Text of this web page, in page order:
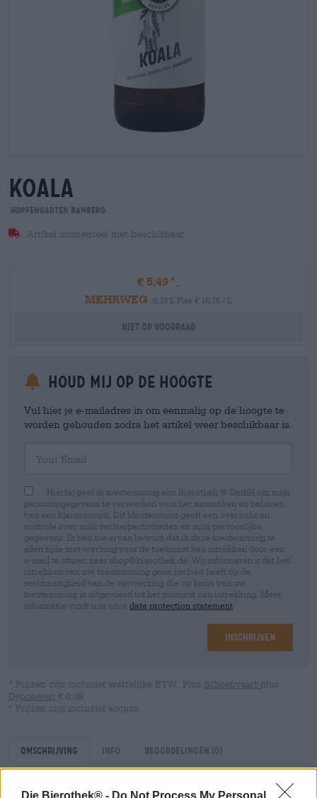
Die Bierothek® - Do Not Process My Personal
koala
Hopfengarten Bamberg
Artikel momenteel niet beschikbaar
€ 5,49
MEHRWEG
0,33 L Fles € 16,15 / L
Niet op voorraad
Houd mij op de hoogte
Vul hier je e-mailadres in om eenmalig op de hoogte te
worden gehouden zodra het artikel weer beschikbaar is.
Hierbij geef ik toestemming aan Bierothek ® GmbH om mijn
persoonsgegevens te verwerken voor het aanmaken en beheren
van een klantaccount. Dit klantaccount geeft een overzicht en
controle over mijn verkoopactiviteiten en mijn persoonlijke
gegevens. Ik ben me ervan bewust dat ik deze toestemming te
allen tijde met werking voor de toekomst kan intrekken door een
e-mail te sturen naar shop@bierothek.de. Wij informeren u dat het
intrekken van uw toestemming geen invloed heeft op de
rechtmatigheid van de verwerking die op basis van uw
toestemming is uitgevoerd tot het moment van intrekking. Meer
informatie vindt u in onze data protection statement
Inschrijven
* Prijzen zijn inclusief wettelijke BTW. Plus Scheepvaart plus
Deponeren € 0,08
* Prijzen zijn inclusief accijns
Omschrijving Info Beoordelingen (0)